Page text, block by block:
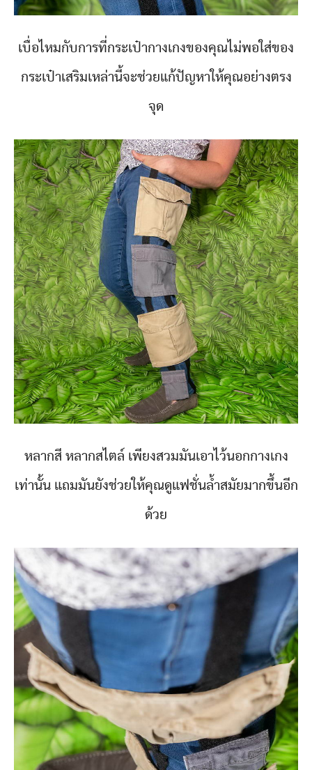
เบื่อไหมกับการที่กระเป๋ากางเกงของคุณไม่พอใส่ของ
กระเป๋าเสริมเหล่านี้จะช่วยแก้ปัญหาให้คุณอย่างตรง
จุด
หลากสี หลากสไตล์ เพียงสวมมันเอาไว้นอกกางเกง
เท่านั้น แถมมันยังช่วยให้คุณดูแฟชั่นล้ำสมัยมากขึ้นอีก
ด้วย